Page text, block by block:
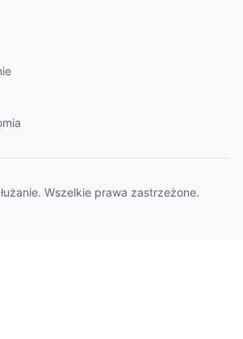
Wszelkie prawa zastrzeżone.